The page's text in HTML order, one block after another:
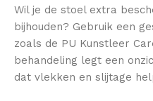
Wil je de stoel extra
bijhouden? Gebruik een
zoals de PU Kunstleer
behandeling legt een
dat vlekken en slijtage